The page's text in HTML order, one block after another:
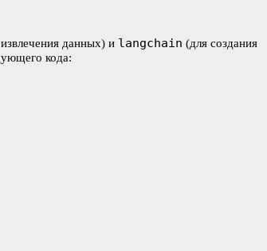
данных) и langchain (для создания
кода: